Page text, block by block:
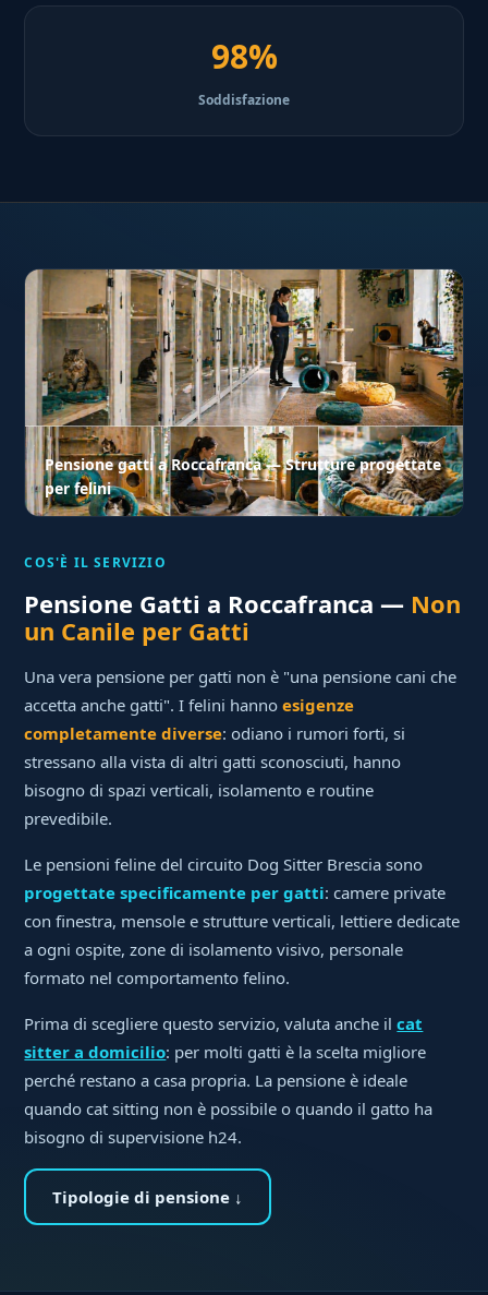
98%
Soddisfazione
Pensione gatti a Roccafranca — Strutture progettate
per felini
COS'È IL SERVIZIO
Pensione Gatti a Roccafranca — Non
un Canile per Gatti
Una vera pensione per gatti non è "una pensione cani che
accetta anche gatti". I felini hannoesigenze
completamente diverse: odiano i rumori forti, si
stressano alla vista di altri gatti sconosciuti, hanno
bisogno di spazi verticali, isolamento e routine
prevedibile.
Le pensioni feline del circuito Dog Sitter Brescia sono
progettate specificamente per gatti: camere private
con finestra, mensole e strutture verticali, lettiere dedicate
a ogni ospite, zone di isolamento visivo, personale
formato nel comportamento felino.
Prima di scegliere questo servizio, valuta anche ilcat
sitter a domicilio: per molti gatti è la scelta migliore
perché restano a casa propria. La pensione è ideale
quando cat sitting non è possibile o quando il gatto ha
bisogno di supervisione h24.
Tipologie di pensione ↓